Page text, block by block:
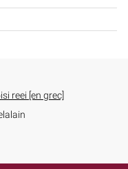
reei [en grec]